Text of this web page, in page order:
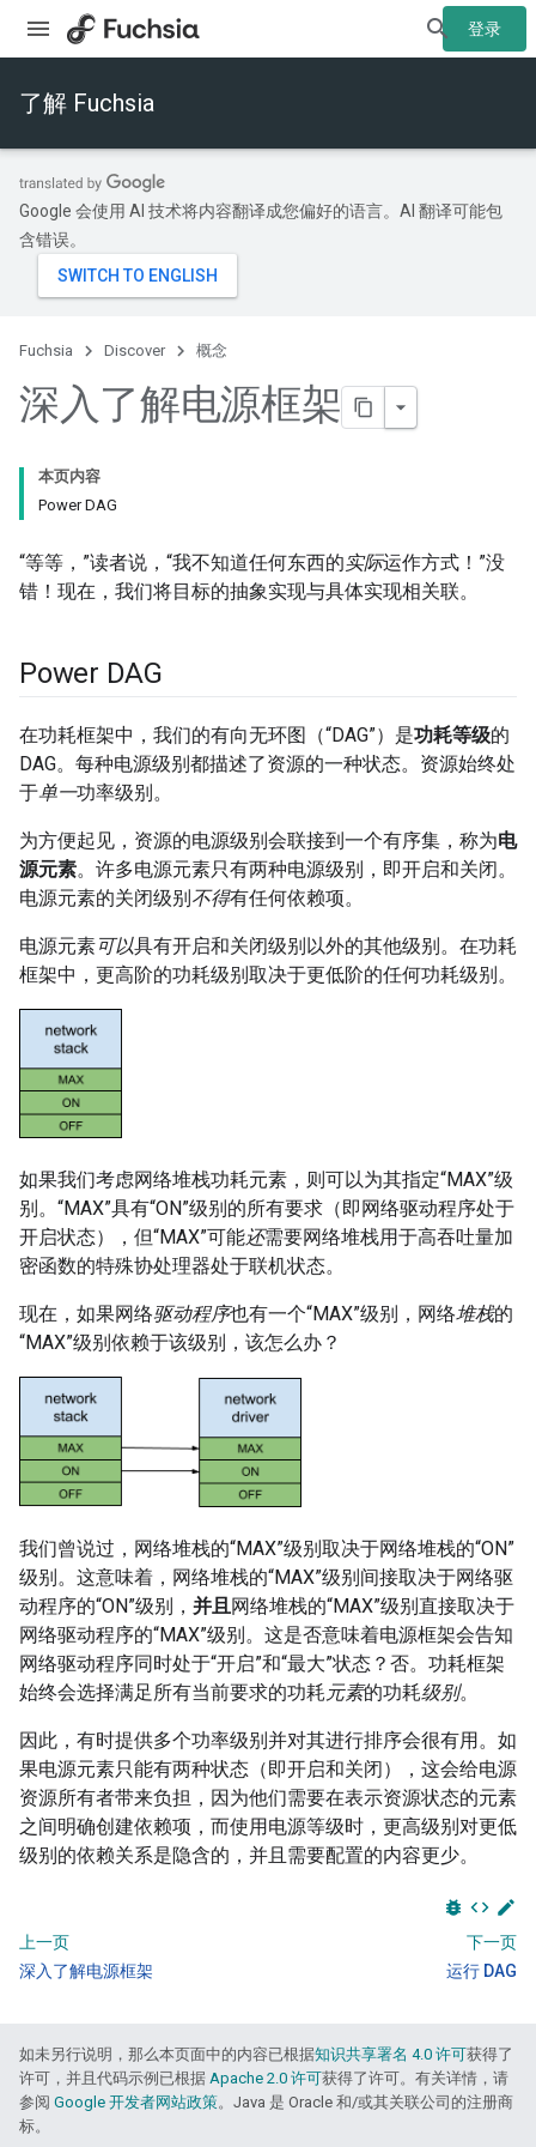
登录
了解 Fuchsia
Google 会使用 AI 技术将内容翻译成您偏好的语言。AI 翻译可能包
含错误。
Fuchsia Discover 概念
深入了解电源框架
本页内容
Power DAG
“等等，”读者说，“我不知道任何东西的实际运作方式！”没
错！现在，我们将目标的抽象实现与具体实现相关联。
Power DAG
在功耗框架中，我们的有向无环图（“DAG”）是功耗等级的
DAG。每种电源级别都描述了资源的一种状态。资源始终处
于单一功率级别。
为方便起见，资源的电源级别会联接到一个有序集，称为电
源元素。许多电源元素只有两种电源级别，即开启和关闭。
电源元素的关闭级别不得有任何依赖项。
电源元素可以具有开启和关闭级别以外的其他级别。在功耗
框架中，更高阶的功耗级别取决于更低阶的任何功耗级别。
如果我们考虑网络堆栈功耗元素，则可以为其指定“MAX”级
别。“MAX”具有“ON”级别的所有要求（即网络驱动程序处于
开启状态），但“MAX”可能还需要网络堆栈用于高吞吐量加
密函数的特殊协处理器处于联机状态。
现在，如果网络驱动程序也有一个“MAX”级别，网络堆栈的
“MAX”级别依赖于该级别，该怎么办？
我们曾说过，网络堆栈的“MAX”级别取决于网络堆栈的“ON”
级别。这意味着，网络堆栈的“MAX”级别间接取决于网络驱
动程序的“ON”级别， 并且网络堆栈的“MAX”级别直接取决于
网络驱动程序的“MAX”级别。这是否意味着电源框架会告知
网络驱动程序同时处于“开启”和“最大”状态？否。功耗框架
始终会选择满足所有当前要求的功耗 元素的功耗级别。
因此，有时提供多个功率级别并对其进行排序会很有用。如
果电源元素只能有两种状态（即开启和关闭），这会给电源
资源所有者带来负担，因为他们需要在表示资源状态的元素
之间明确创建依赖项，而使用电源等级时，更高级别对更低
级别的依赖关系是隐含的，并且需要配置的内容更少。
bug_report code edit
上一页
深入了解电源框架
下一页
运行 DAG
如未另行说明，那么本页面中的内容已根据知识共享署名 4.0 许可获得了
许可，并且代码示例已根据 Apache 2.0 许可获得了许可。有关详情，请
参阅 Google 开发者网站政策。Java 是 Oracle 和/或其关联公司的注册商
标。